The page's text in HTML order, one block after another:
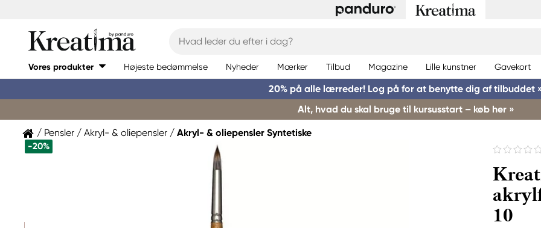
Vores produkter Højeste bedømmelse Nyheder Mærker Tilbud Magazine Lille kunstner Gavekort
20% på alle lærreder! Log på for at benytte dig af tilbuddet
Alt, hvad du skal bruge til kursusstart – køb her »
Pensler Akryl- & oliepensler Akryl- & oliepensler Syntetiske
-20%
10